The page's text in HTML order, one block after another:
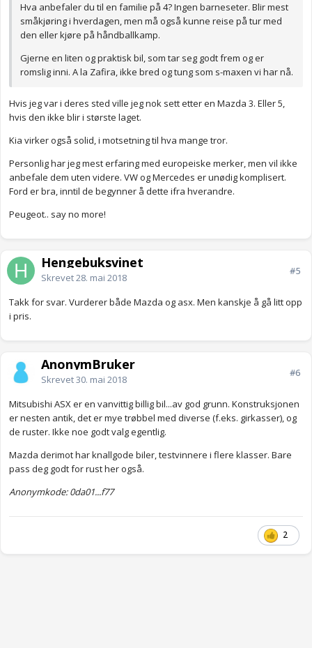
Hva anbefaler du til en familie på 4? Ingen barneseter. Blir mest
småkjøring i hverdagen, men må også kunne reise på tur med
den eller kjøre på håndballkamp.
Gjerne en liten og praktisk bil, som tar seg godt frem og er
romslig inni. A la Zafira, ikke bred og tung som s-maxen vi har nå.
Hvis jeg var i deres sted ville jeg nok sett etter en Mazda 3. Eller 5,
hvis den ikke blir i største laget.
Kia virker også solid, i motsetning til hva mange tror.
Personlig har jeg mest erfaring med europeiske merker, men vil ikke
anbefale dem uten videre. VW og Mercedes er unødig komplisert.
Ford er bra, inntil de begynner å dette ifra hverandre.
Peugeot.. say no more!
Hengebuksvinet
Skrevet28. mai 2018
#5
Takk for svar. Vurderer både Mazda og asx. Men kanskje å gå litt opp
i pris.
AnonymBruker
Skrevet30. mai 2018
#6
Mitsubishi ASX er en vanvittig billig bil...av god grunn. Konstruksjonen
er nesten antik, det er mye trøbbel med diverse (f.eks. girkasser), og
de ruster. Ikke noe godt valg egentlig.
Mazda derimot har knallgode biler, testvinnere i flere klasser. Bare
pass deg godt for rust her også.
Anonymkode: 0da01...f77
2